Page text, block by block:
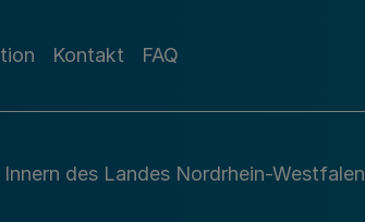
Kontakt FAQ
des Landes Nordrhein-Westfalen